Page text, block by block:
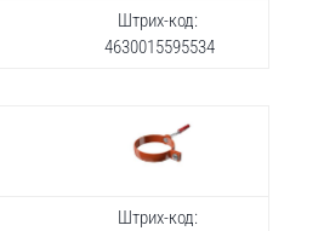
Штрих-код:
4630015595534
Штрих-код: